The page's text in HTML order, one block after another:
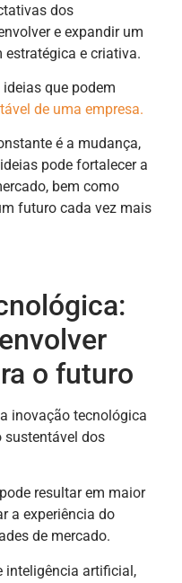
dos
e expandir um
estratégica e criativa.
que podem
de uma empresa.
é a mudança,
pode fortalecer a
bem como
futuro cada vez mais
o futuro
inovação tecnológica
sustentável dos
resultar em maior
a experiência do
de mercado.
inteligência artificial,